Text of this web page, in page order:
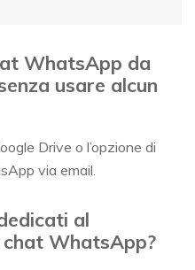
WhatsApp da
usare alcun
Drive o l’opzione di
via email.
al
WhatsApp?